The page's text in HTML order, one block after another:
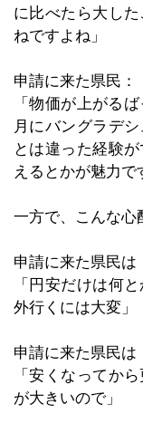
に比べたら大し
ねですよね」
申請に来た県民：
「物価が上がる
月にバングラデ
とは違った経験
えるとかが魅力で
一方で、こんな心
申請に来た県民は
「円安だけは何
外行くには大変」
申請に来た県民は
「安くなってか
が大きいので」